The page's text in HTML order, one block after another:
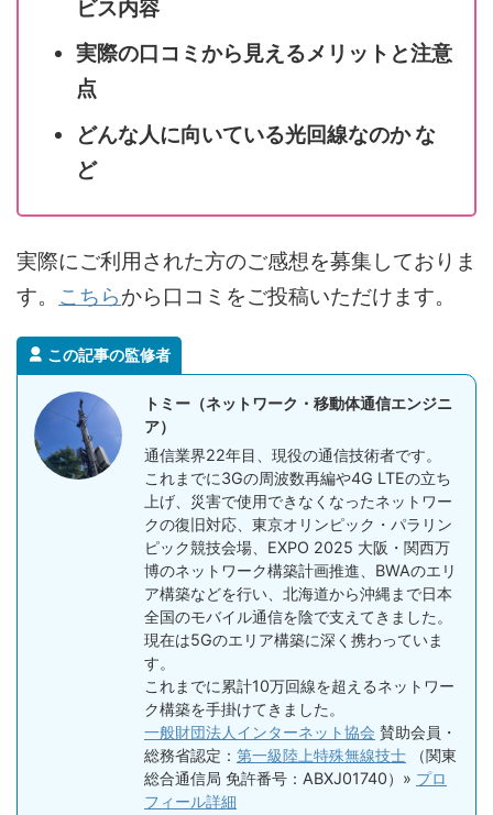
ビス内容
実際の口コミから見えるメリットと注意
点
どんな人に向いている光回線なのか な
ど
実際にご利用された方のご感想を募集しておりま
す。 こちらから口コミをご投稿いただけます。
この記事の監修者
トミー（ネットワーク・移動体通信エンジニ
ア）
通信業界22年目、現役の通信技術者です。
これまでに3Gの周波数再編や4G LTEの立ち
上げ、災害で使用できなくなったネットワー
クの復旧対応、東京オリンピック・パラリン
ピック競技会場、EXPO 2025 大阪・関西万
博のネットワーク構築計画推進、BWAのエリ
ア構築などを行い、北海道から沖縄まで日本
全国のモバイル通信を陰で支えてきました。
現在は5Gのエリア構築に深く携わっていま
す。
これまでに累計10万回線を超えるネットワー
ク構築を手掛けてきました。
一般財団法人インターネット協会 賛助会員・
総務省認定： 第一級陸上特殊無線技士 （関東
総合通信局 免許番号：ABXJ01740）» プロ
フィール詳細